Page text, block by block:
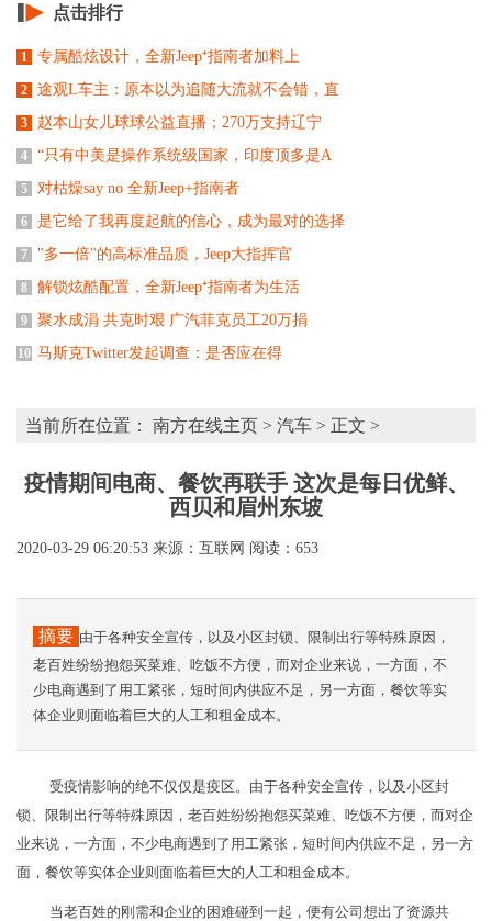
点击排行
1 专属酷炫设计，全新Jeep⁺指南者加料上
2 途观L车主：原本以为追随大流就不会错，直
3 赵本山女儿球球公益直播；270万支持辽宁
4 “只有中美是操作系统级国家，印度顶多是A
5 对枯燥say no 全新Jeep+指南者
6 是它给了我再度起航的信心，成为最对的选择
7 "多一倍"的高标准品质，Jeep大指挥官
8 解锁炫酷配置，全新Jeep⁺指南者为生活
9 聚水成涓 共克时艰 广汽菲克员工20万捐
10 马斯克Twitter发起调查：是否应在得
当前所在位置： 南方在线主页 > 汽车 > 正文 >
疫情期间电商、餐饮再联手 这次是每日优鲜、
西贝和眉州东坡
2020-03-29 06:20:53 来源：互联网 阅读：653
摘要 由于各种安全宣传，以及小区封锁、限制出行等特殊原因，
老百姓纷纷抱怨买菜难、吃饭不方便，而对企业来说，一方面，不
少电商遇到了用工紧张，短时间内供应不足，另一方面，餐饮等实
体企业则面临着巨大的人工和租金成本。
受疫情影响的绝不仅仅是疫区。由于各种安全宣传，以及小区封
锁、限制出行等特殊原因，老百姓纷纷抱怨买菜难、吃饭不方便，而对企
业来说，一方面，不少电商遇到了用工紧张，短时间内供应不足，另一方
面，餐饮等实体企业则面临着巨大的人工和租金成本。
当老百姓的刚需和企业的困难碰到一起，便有公司想出了资源共